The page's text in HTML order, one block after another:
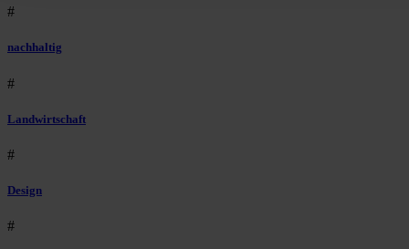
#
nachhaltig
#
Landwirtschaft
#
Design
#